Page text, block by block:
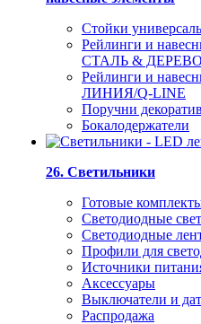
Стойки
Рейлинги и
СТАЛЬ & ДЕРЕВО/
Рейлинги и
ЛИНИЯ/Q-LINE
Поручни
Бокалодержатели
26. Светильники
Готовые
Светодиодные
Светодиодные
Профили для
Источники
Аксессуары
Выключатели и
Распродажа